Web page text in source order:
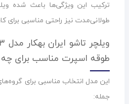
طولانی‌مدت نیز راحتی مناسبی برای
طوقه اسپرت مناسب برای
این مدل انتخاب مناسبی برای
جمله: